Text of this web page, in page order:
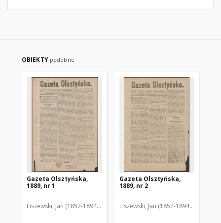
OBIEKTY podobne
Gazeta Olsztyńska,
1889, nr 1
Liszewski, Jan (1852-1894). Red.
Gazeta Olsztyńska,
1889, nr 2
Liszewski, Jan (1852-1894). Red.